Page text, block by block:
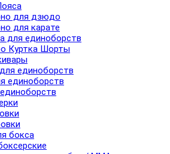
для дзюдо
для карате
для единоборств
Куртка Шорты
единоборств
единоборств
бокса